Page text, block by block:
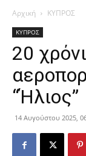
Αρχική ΚΥΠΡΟΣ
ΚΥΠΡΟΣ
20
“Ήλιος”
14 Αυγούστου 2025,